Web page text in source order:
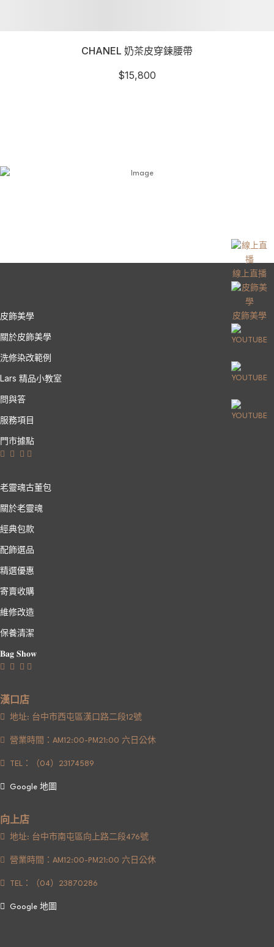
CHANEL 奶茶皮穿鍊腰帶
$15,800
皮飾美學
關於皮飾美學
洗修染改範例
Lars 精品小教室
問與答
服務項目
門市據點
老靈魂古董包
關於老靈魂
經典包款
配飾選品
精選優惠
寄賣收購
維修改造
保養清潔
𝐁𝐚𝐠 𝐒𝐡𝐨𝐰
漢口店
地址: 台中市西屯區漢口路二段12號
營業時間：AM12:00-PM21:00 六日公休
TEL：（04）23174589
Google 地圖
向上店
地址: 台中市南屯區向上路二段476號
營業時間：AM12:00-PM21:00 六日公休
TEL：（04）23870286
Google 地圖
線上直播
皮飾美學